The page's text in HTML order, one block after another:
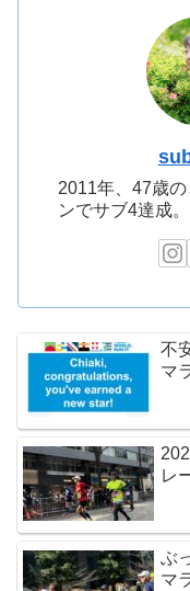
2011年、47歳
ンでサブ4達成
不
マ
レ
ぶ
マ